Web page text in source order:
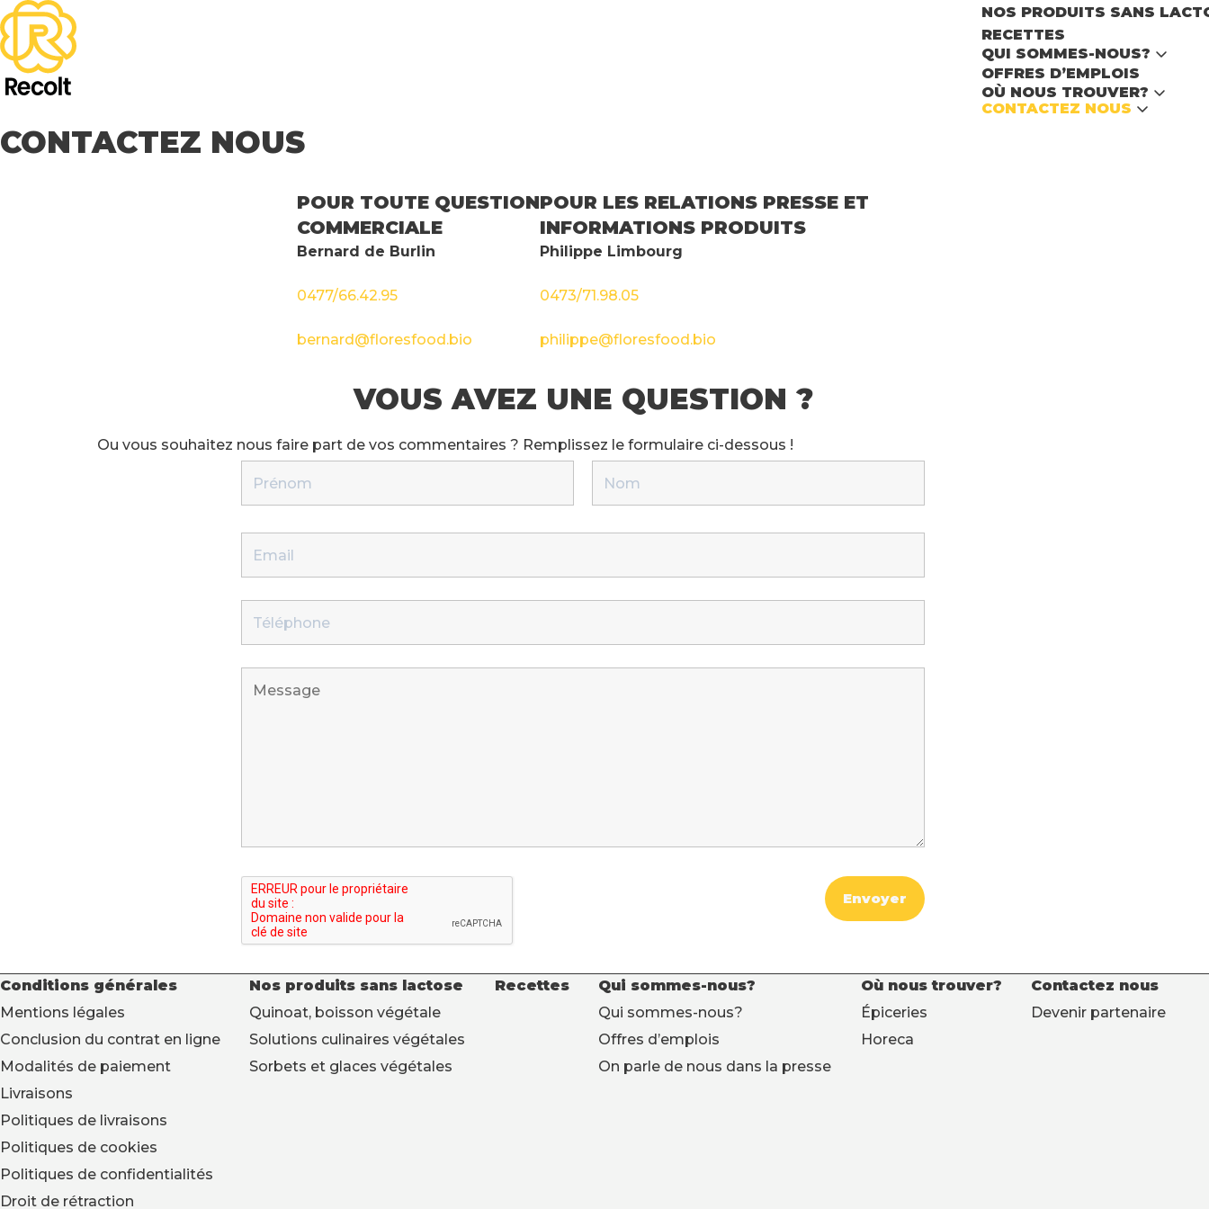
Acheter FRNLEN
NOS PRODUITS SANS
RECETTES
QUI SOMMES-NOUS?
OFFRES D’EMPLOIS
OÙ NOUS TROUVER?
CONTACTEZ NOUS
CONTACTEZ NOUS
POUR TOUTE QUESTION
COMMERCIALE
Bernard de Burlin
0477/66.42.95
bernard@floresfood.bio
POUR LES RELATIONS PRESSE ET
INFORMATIONS PRODUITS
Philippe Limbourg
0473/71.98.05
philippe@floresfood.bio
VOUS AVEZ UNE QUESTION ?
Ou vous souhaitez nous faire part de vos commentaires ? Remplissez le formulaire ci-dessous !
Conditions générales
Mentions légales
Conclusion du contrat en ligne
Modalités de paiement
Livraisons
Politiques de livraisons
Politiques de cookies
Politiques de confidentialités
Droit de rétraction
Nos produits sans lactose
Quinoat, boisson végétale
Solutions culinaires végétales
Sorbets et glaces végétales
Recettes
Qui sommes-nous?
Qui sommes-nous?
Offres d’emplois
On parle de nous dans la presse
Où nous trouver?
Épiceries
Horeca
Contactez nous
Devenir partenaire